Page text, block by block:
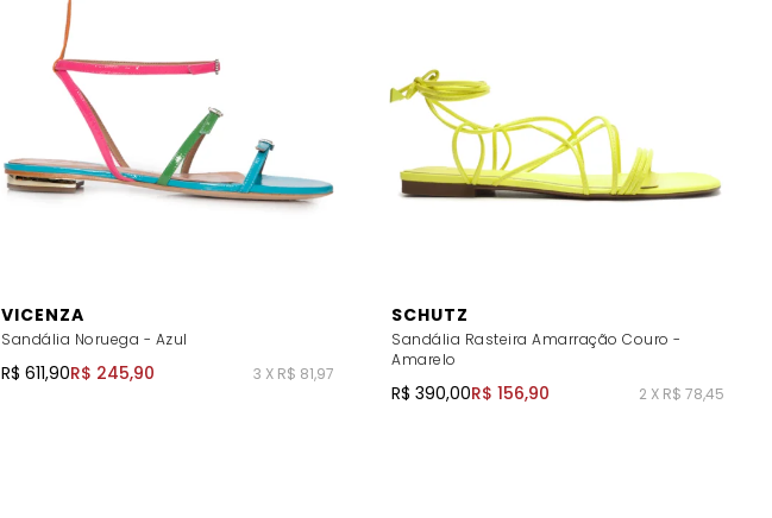
VICENZA
Sandália Noruega - Azul
R$ 611,90R$ 245,90 3 X R$ 81,97
SCHUTZ
Sandália Rasteira Amarração Couro -
Amarelo
R$ 390,00R$ 156,90 2 X R$ 78,45